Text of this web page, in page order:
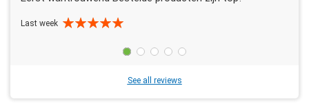
Last week
See all reviews